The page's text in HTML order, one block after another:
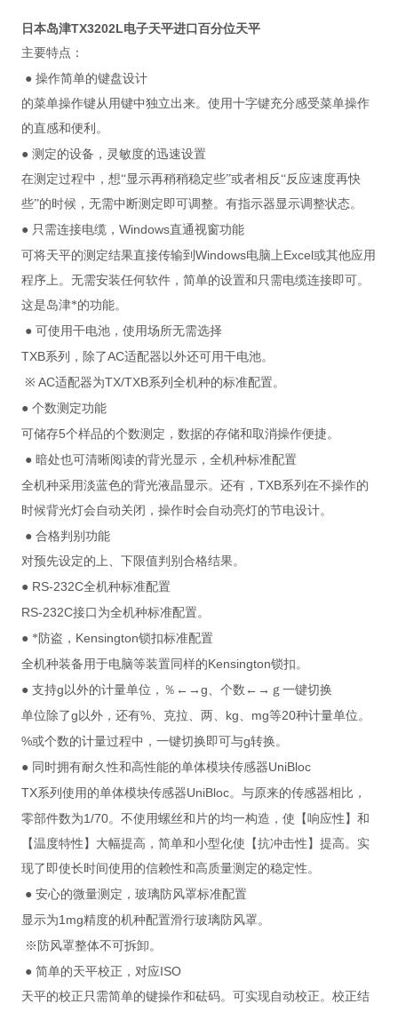
日本岛津TX3202L电子天平进口百分位天平
主要特点：
● 操作简单的键盘设计
的菜单操作键从用键中独立出来。使用十字键充分感受菜单操作
的直感和便利。
● 测定的设备，灵敏度的迅速设置
在测定过程中，想“显示再稍稍稳定些”或者相反“反应速度再快
些”的时候，无需中断测定即可调整。有指示器显示调整状态。
● 只需连接电缆， Windows直通视窗功能
可将天平的测定结果直接传输到 Windows电脑上Excel或其他应用
程序上。无需安装任何软件，简单的设置和只需电缆连接即可。
这是岛津*的功能。
● 可使用干电池，使用场所无需选择
TXB系列，除了AC适配器以外还可用干电池。
※ AC适配器为TX/TXB系列全机种的标准配置。
● 个数测定功能
可储存5个样品的个数测定，数据的存储和取消操作便捷。
● 暗处也可清晰阅读的背光显示，全机种标准配置
全机种采用淡蓝色的背光液晶显示。还有， TXB系列在不操作的
时候背光灯会自动关闭，操作时会自动亮灯的节电设计。
● 合格判别功能
对预先设定的上、下限值判别合格结果。
●RS-232C全机种标准配置
RS-232C接口为全机种标准配置。
● *防盗， Kensington锁扣标准配置
全机种装备用于电脑等装置同样的Kensington锁扣。
● 支持g 以外的计量单位，％←→ g、个数←→ｇ一键切换
单位除了g 以外，还有%、克拉、两、 kg、 mg等20种计量单位。
%或个数的计量过程中，一键切换即可与g转换。
● 同时拥有耐久性和高性能的单体模块传感器UniBloc
TX系列使用的单体模块传感器UniBloc。与原来的传感器相比，
零部件数为1/70。不使用螺丝和片的均一构造，使【响应性】和
【温度特性】大幅提高，简单和小型化使【抗冲击性】提高。实
现了即使长时间使用的信赖性和高质量测定的稳定性。
● 安心的微量测定，玻璃防风罩标准配置
显示为1mg精度的机种配置滑行玻璃防风罩。
※防风罩整体不可拆卸。
● 简单的天平校正，对应ISO
天平的校正只需简单的键操作和砝码。可实现自动校正。校正结